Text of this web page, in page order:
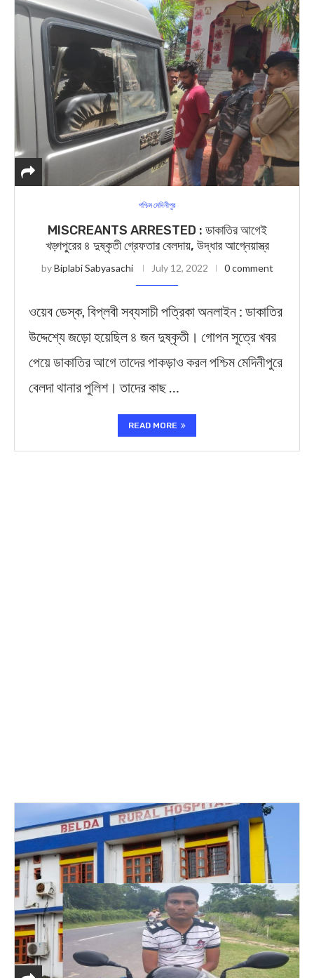
পশ্চিম মেদিনীপুর
MISCREANTS ARRESTED : ডাকাতির আগেই
খড়্গপু্রের ৪ দুষ্কৃতী গ্রেফতার বেলদায়, উদ্ধার আগ্নেয়াস্ত্র
byBiplabi Sabyasachi July 12, 2022 0 comment
ওয়েব ডেস্ক, বিপ্লবী সব্যসাচী পত্রিকা অনলাইন : ডাকাতির
উদ্দেশ্যে জড়ো হয়েছিল ৪ জন দুষ্কৃতী। গোপন সূত্রে খবর
পেয়ে ডাকাতির আগে তাদের পাকড়াও করল পশ্চিম মেদিনীপুরে
বেলদা থানার পুলিশ। তাদের কাছ …
READ MORE